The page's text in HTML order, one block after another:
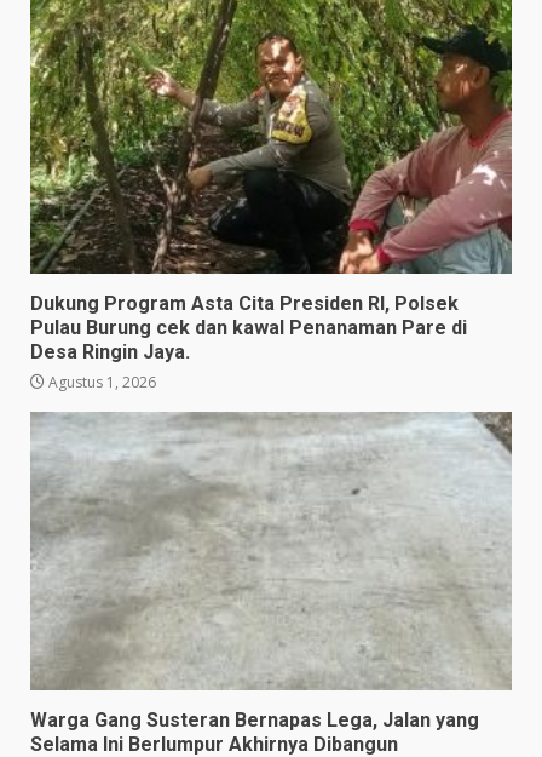
Dukung Program Asta Cita Presiden RI, Polsek
Pulau Burung cek dan kawal Penanaman Pare di
Desa Ringin Jaya.
Agustus 1, 2026
Warga Gang Susteran Bernapas Lega, Jalan yang
Selama Ini Berlumpur Akhirnya Dibangun